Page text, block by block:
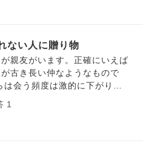
助言頂けましたら、嬉しいで
て入れなかったときは暴力
疲れているなら会わなけれ
私はどうすればいいのでしょ
親の中のルールから一歩でも
って攻撃してくるので逃げ道
いました。 「仲間と思われ
悔しい」 私は、病棟で、訓
障害者を たくさん見てきま
お人よし」と いわれていじ
ると思い、 身なりにはとて
ない人に贈り物
親友がいます。正確にいえば
古き長い仲なようなもので
会えたらいいねという関係＋
そうということで最近はほと
1